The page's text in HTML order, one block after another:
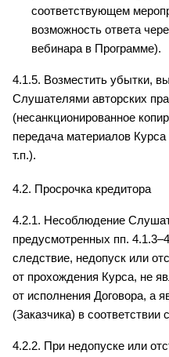
соответствующем
возможность ответа
вебинара в Программе).
4.1.5. Возместить убытки,
Слушателями авторских
(несанкционированное
передача материалов
т.п.).
4.2. Просрочка кредитора
4.2.1. Несоблюдение
предусмотренных пп.
следствие, недопуск или
от прохождения Курса, не
от исполнения Договора, а
(Заказчика) в соответствии
4.2.2. При недопуске или